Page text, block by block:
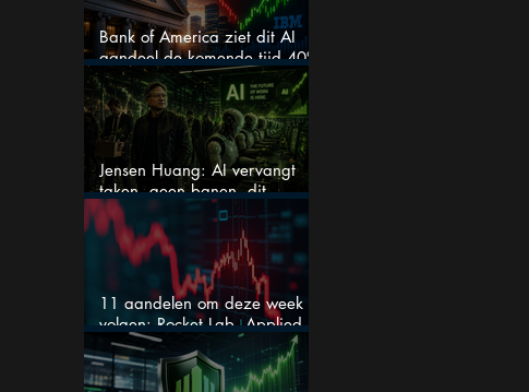
Bank of America ziet dit AI
aandeel de komende tijd 40%
stijgen na 20% daling
Jensen Huang: AI vervangt
taken, geen banen, dit
betekent het voor AI-aandelen
11 aandelen om deze week te
volgen: Rocket Lab, Applied
Materials en de zwaarste AI-
test